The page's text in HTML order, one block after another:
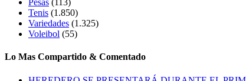
Pesas (113)
Tenis (1.850)
Variedades (1.325)
Voleibol (55)
Lo Mas Compartido & Comentado